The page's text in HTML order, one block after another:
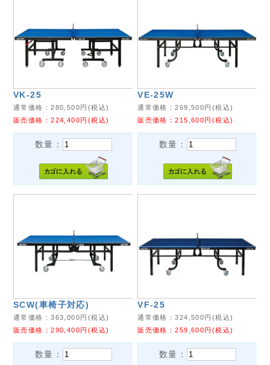
VK-25
通常価格：280,500円(税込)
販売価格：224,400円(税込)
数量：
VE-25W
通常価格：269,500円(税込)
販売価格：215,600円(税込)
数量：
SCW(車椅子対応)
通常価格：363,000円(税込)
販売価格：290,400円(税込)
数量：
VF-25
通常価格：324,500円(税込)
販売価格：259,600円(税込)
数量：